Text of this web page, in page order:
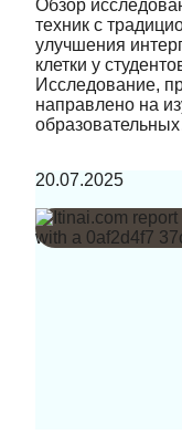
Обзор
техник с
улучшения
клетки у
Исследование,
направлено на
20.07.2025